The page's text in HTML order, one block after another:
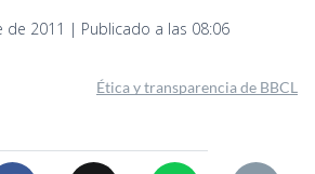
de 2011 | Publicado a las 08:06
Ética y transparencia de BBCL